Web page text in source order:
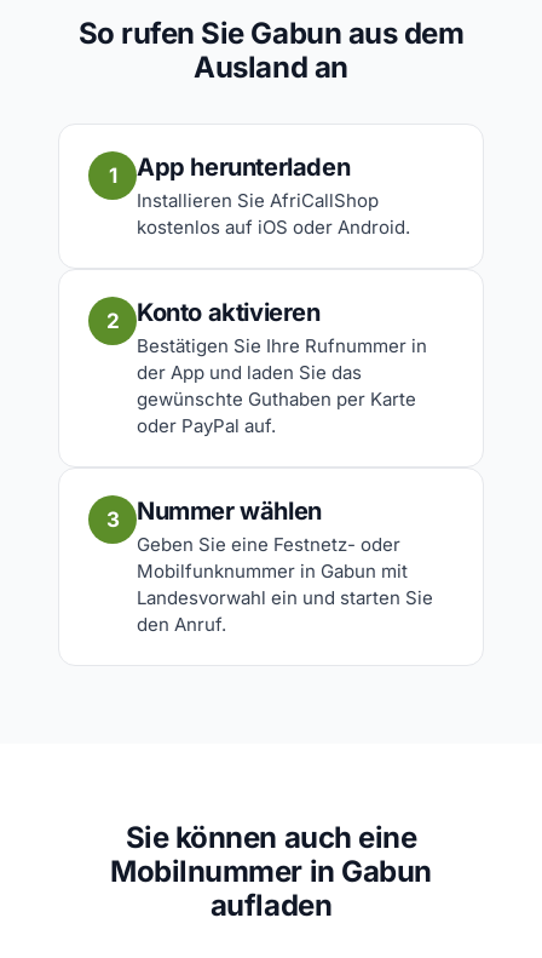
So rufen Sie Gabun aus dem
Ausland an
1 App herunterladen
Installieren Sie AfriCallShop
kostenlos auf iOS oder Android.
2 Konto aktivieren
Bestätigen Sie Ihre Rufnummer in
der App und laden Sie das
gewünschte Guthaben per Karte
oder PayPal auf.
3 Nummer wählen
Geben Sie eine Festnetz- oder
Mobilfunknummer in Gabun mit
Landesvorwahl ein und starten Sie
den Anruf.
Sie können auch eine
Mobilnummer in Gabun
aufladen